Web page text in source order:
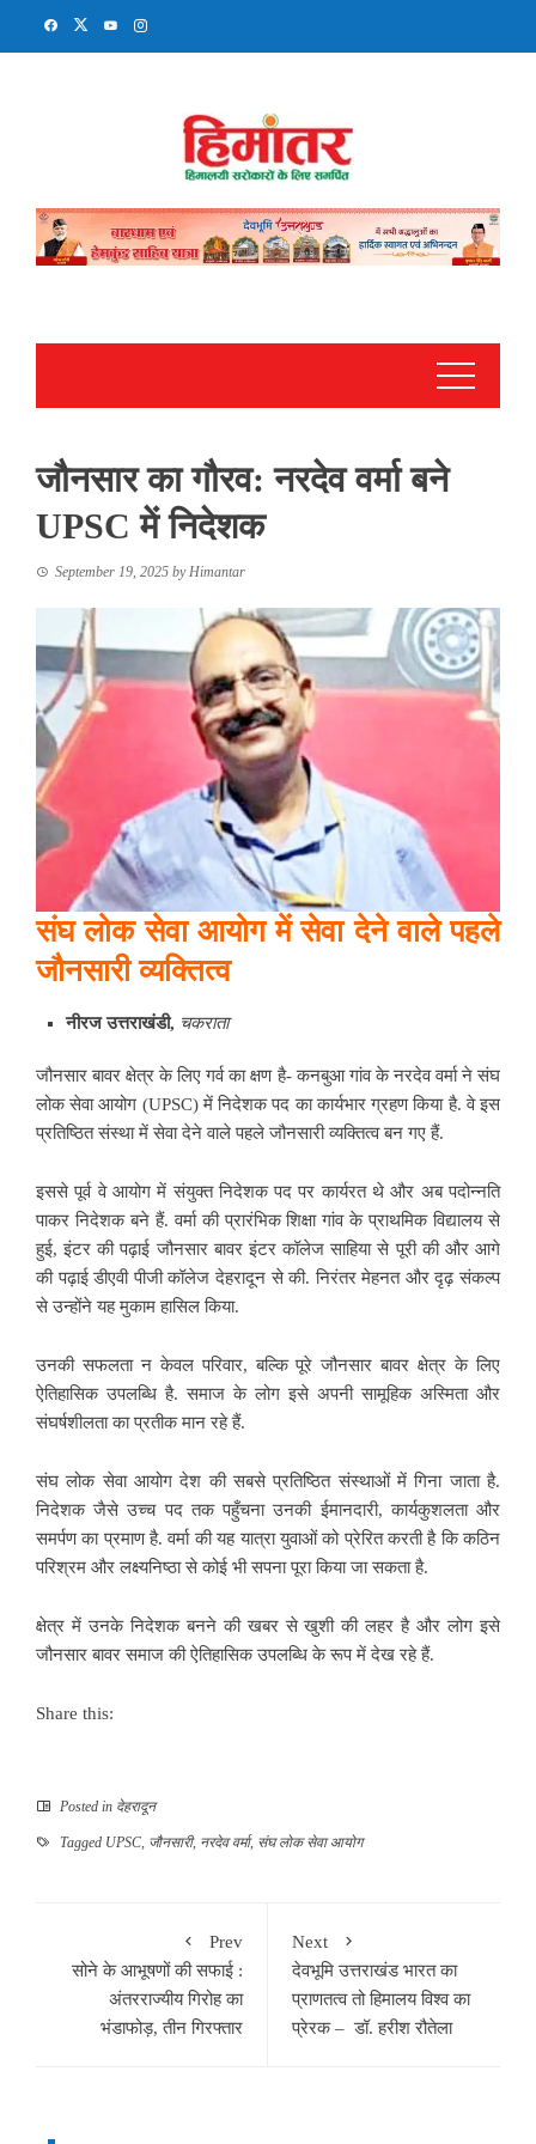
जौनसार का गौरव: नरदेव वर्मा बने
UPSC में निदेशक
September 19, 2025 byHimantar
संघलोकसेवा आयोगमेंसेवादेनेवालेपहले
जौनसारीव्यक्तित्व
नीरज उत्तराखंडी, चकराता
जौनसार बावर क्षेत्र के लिए गर्व का क्षण है- कनबुआ गांव के नरदेव वर्मा ने संघ
लोक सेवा आयोग (UPSC) में निदेशक पद का कार्यभार ग्रहण किया है. वे इस
प्रतिष्ठित संस्था में सेवा देने वाले पहले जौनसारी व्यक्तित्व बन गए हैं.
इससे पूर्व वे आयोग में संयुक्त निदेशक पद पर कार्यरत थे और अब पदोन्नति
पाकर निदेशक बने हैं. वर्मा की प्रारंभिक शिक्षा गांव के प्राथमिक विद्यालय से
हुई, इंटर की पढ़ाई जौनसार बावर इंटर कॉलेज साहिया से पूरी की और आगे
की पढ़ाई डीएवी पीजी कॉलेज देहरादून से की. निरंतर मेहनत और दृढ़ संकल्प
से उन्होंने यह मुकाम हासिल किया.
उनकी सफलता न केवल परिवार, बल्कि पूरे जौनसार बावर क्षेत्र के लिए
ऐतिहासिक उपलब्धि है. समाज के लोग इसे अपनी सामूहिक अस्मिता और
संघर्षशीलता का प्रतीक मान रहे हैं.
संघ लोक सेवा आयोग देश की सबसे प्रतिष्ठित संस्थाओं में गिना जाता है.
निदेशक जैसे उच्च पद तक पहुँचना उनकी ईमानदारी, कार्यकुशलता और
समर्पण का प्रमाण है. वर्मा की यह यात्रा युवाओं को प्रेरित करती है कि कठिन
परिश्रम और लक्ष्यनिष्ठा से कोई भी सपना पूरा किया जा सकता है.
क्षेत्र में उनके निदेशक बनने की खबर से खुशी की लहर है और लोग इसे
जौनसार बावर समाज की ऐतिहासिक उपलब्धि के रूप में देख रहे हैं.
Share this:
Posted in देहरादून
Tagged UPSC, जौनसारी, नरदेव वर्मा, संघ लोक सेवा आयोग
Prev
सोने के आभूषणों की सफाई :
अंतरराज्यीय गिरोह का
भंडाफोड़, तीन गिरफ्तार
Next
देवभूमि उत्तराखंड भारत का
प्राणतत्व तो हिमालय विश्व का
प्रेरक – डॉ. हरीश रौतेला